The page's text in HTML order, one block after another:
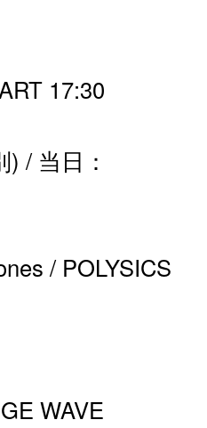
17:30
/ 当日：
/ POLYSICS
WAVE